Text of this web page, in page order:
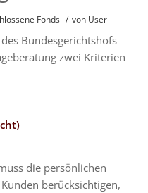
Fonds / von User
Bundesgerichtshofs
zwei Kriterien
die persönlichen
berücksichtigen,